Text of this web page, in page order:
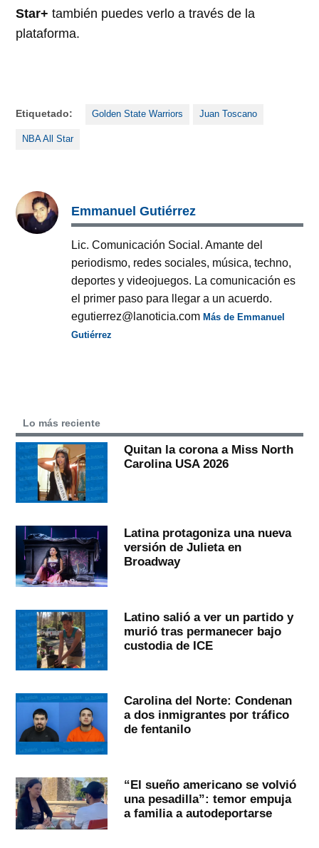
Star+ también puedes verlo a través de la
plataforma.
Etiquetado: Golden State Warriors Juan Toscano
NBA All Star
Emmanuel Gutiérrez
Lic. Comunicación Social. Amante del
periodismo, redes sociales, música, techno,
deportes y videojuegos. La comunicación es
el primer paso para llegar a un acuerdo.
egutierrez@lanoticia.comMás de Emmanuel
Gutiérrez
Lo más reciente
Quitan la corona a Miss North
Carolina USA 2026
Latina protagoniza una nueva
versión de Julieta en
Broadway
Latino salió a ver un partido y
murió tras permanecer bajo
custodia de ICE
Carolina del Norte: Condenan
a dos inmigrantes por tráfico
de fentanilo
“El sueño americano se volvió
una pesadilla”: temor empuja
a familia a autodeportarse